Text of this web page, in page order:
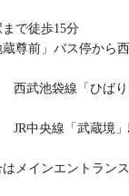
で徒歩15分
尊前」バス停から
ばりヶ丘
蔵境」駅ま
メインエントラン